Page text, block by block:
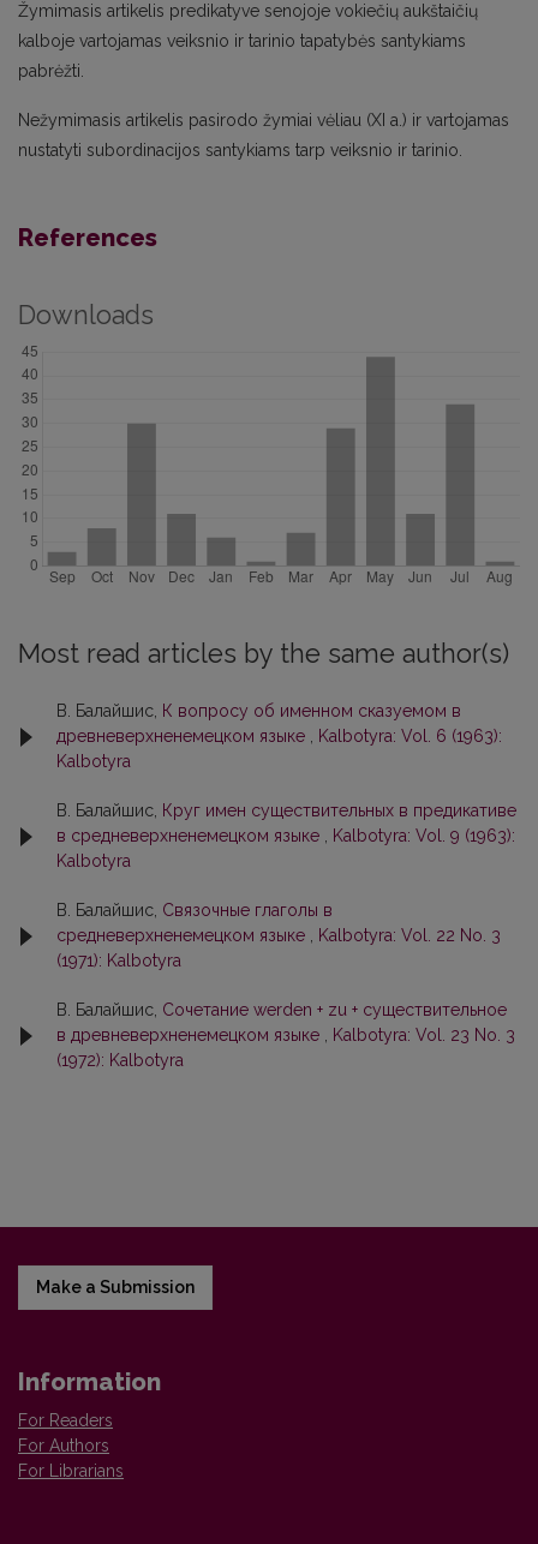
Žymimasis artikelis predikatyve senojoje vokiečių aukštaičių
kalboje vartojamas veiksnio ir tarinio tapatybės santykiams
pabrėžti.
Nežymimasis artikelis pasirodo žymiai vėliau (XI a.) ir vartojamas
nustatyti subordinacijos santykiams tarp veiksnio ir tarinio.
References
Downloads
Most read articles by the same author(s)
В. Балайшис, К вопросу об именном сказуемом в
древневерхненемецком языке
Kalbotyra: Vol. 6 (1963):
Kalbotyra
В. Балайшис, Круг имен существительных в предикативе
в средневерхненемецком языке
Kalbotyra: Vol. 9 (1963):
Kalbotyra
В. Балайшис, Связочные глаголы в
средневерхненемецком языке
Kalbotyra: Vol. 22 No. 3
(1971): Kalbotyra
В. Балайшис, Сочетание wеrdеn + zu + существительное
в древневерхненемецком языке
Kalbotyra: Vol. 23 No. 3
(1972): Kalbotyra
Make a Submission
Information
For Readers
For Authors
For Librarians